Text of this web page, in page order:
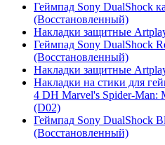
Геймпад Sony DualShock
(Восстановленный)
Накладки защитные
Геймпад Sony DualShock
(Восстановленный)
Накладки защитные
Накладки на стики для
4 DH Marvel's Spider-Man:
(D02)
Геймпад Sony DualShock
(Восстановленный)